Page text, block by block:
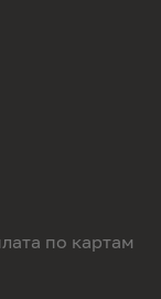
по картам